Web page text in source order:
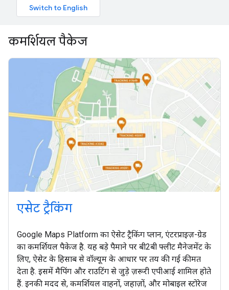
कमर्शियल पैकेज
एसेट ट्रैकिंग
Google Maps Platform का ऐसेट ट्रैकिंग प्लान, एंटरप्राइज़-ग्रेड
का कमर्शियल पैकेज है. यह बड़े पैमाने पर बी2बी फ्लीट मैनेजमेंट के
लिए, ऐसेट के हिसाब से वॉल्यूम के आधार पर तय की गई कीमत
देता है. इसमें मैपिंग और राउटिंग से जुड़े ज़रूरी एपीआई शामिल होते
हैं. इनकी मदद से, कमर्शियल वाहनों, जहाज़ों, और मोबाइल स्टोरेज